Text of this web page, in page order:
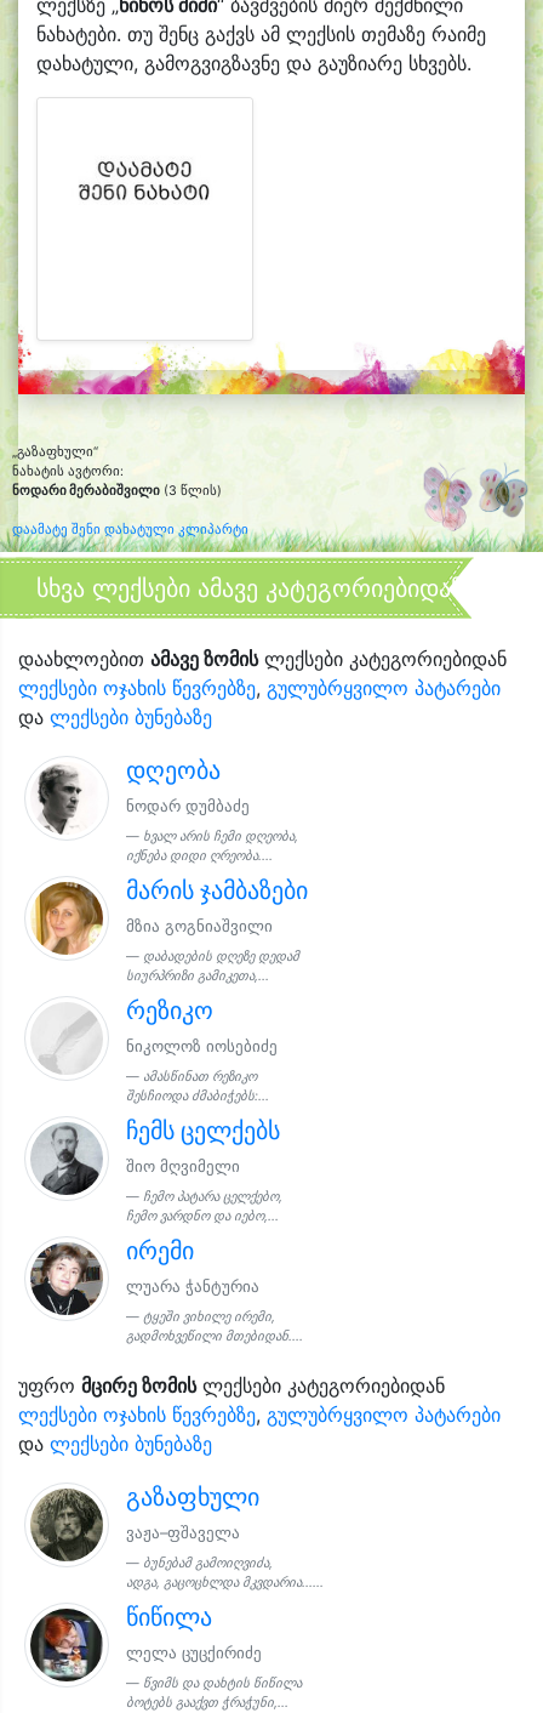
ნახატები. თუ შენც გაქვს ამ ლექსის თემაზე რაიმე
დახატული, გამოგვიგზავნე და გაუზიარე სხვებს.
„გაზაფხული“
ნახატის ავტორი:
ნოდარი მერაბიშვილი (3 წლის)
დაამატე შენი დახატული კლიპარტი
სხვა ლექსები ამავე კატეგორიებიდან
დაახლოებით ამავე ზომისლექსები კატეგორიებიდან
ლექსები ოჯახის წევრებზე, გულუბრყვილო პატარები
და ლექსები ბუნებაზე
დღეობა
ნოდარ დუმბაძე
ხვალ არის ჩემი დღეობა,
იქნება დიდი ღრეობა....
მარის ჯამბაზები
მზია გოგნიაშვილი
დაბადების დღეზე დედამ
სიურპრიზი გამიკეთა,...
რეზიკო
ნიკოლოზ იოსებიძე
ამასწინათ რეზიკო
შესჩიოდა ძმაბიჭებს:...
ჩემს ცელქებს
შიო მღვიმელი
ჩემო პატარა ცელქებო,
ჩემო ვარდნო და იებო,...
ირემი
ლუარა ჭანტურია
ტყეში ვიხილე ირემი,
გადმოხვეწილი მთებიდან....
უფრო მცირე ზომისლექსები კატეგორიებიდან
ლექსები ოჯახის წევრებზე, გულუბრყვილო პატარები
და ლექსები ბუნებაზე
გაზაფხული
ვაჟა–ფშაველა
ბუნებამ გამოიღვიძა,
ადგა, გაცოცხლდა მკვდარია......
წიწილა
ლელა ცუცქირიძე
წვიმს და დახტის წიწილა
ბოტებს გააქვთ ჭრაჭუნი,...